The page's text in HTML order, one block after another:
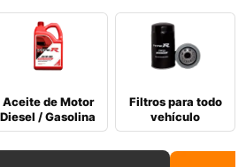
Aceite de Motor
Diesel / Gasolina
Filtros para todo
vehículo